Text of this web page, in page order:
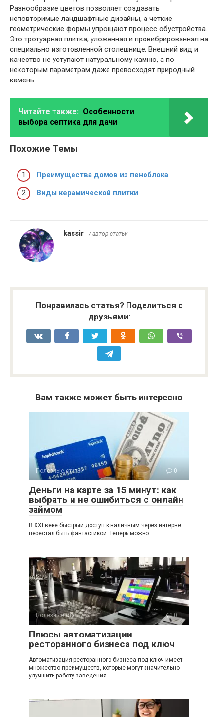
Разнообразие цветов позволяет создавать
неповторимые ландшафтные дизайны, а четкие
геометрические формы упрощают процесс обустройства.
Это тротуарная плитка, уложенная и провибрированная на
специально изготовленной столешнице. Внешний вид и
качество не уступают натуральному камню, а по
некоторым параметрам даже превосходят природный
камень.
Читайте также: Особенности
выбора септика для дачи
Похожие Темы
Преимущества домов из пеноблока
Виды керамической плитки
kassir / автор статьи
Понравилась статья? Поделиться с
друзьями:
Вам также может быть интересно
Полезные статьи 0
Деньги на карте за 15 минут: как
выбрать и не ошибиться с онлайн
займом
В XXI веке быстрый доступ к наличным через интернет
перестал быть фантастикой. Теперь можно
Полезные статьи 0
Плюсы автоматизации
ресторанного бизнеса под ключ
Автоматизация ресторанного бизнеса под ключ имеет
множество преимуществ, которые могут значительно
улучшить работу заведения